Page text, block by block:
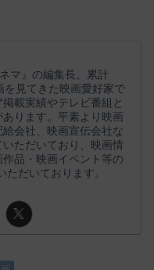
マ』の編集長。累計
を見てきた映画愛好家で
載実績やテレビ番組と
ります。平素より映画
会社、映画宣伝会社な
ただいており、映画情
品・映画イベント等の
だいております。